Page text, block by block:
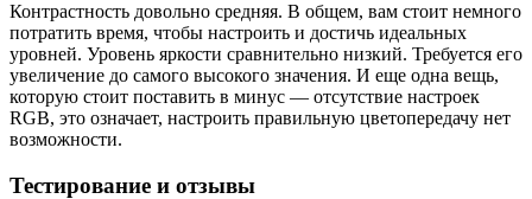
Контрастность довольно средняя. В общем, вам стоит немного
потратить время, чтобы настроить и достичь идеальных
уровней. Уровень яркости сравнительно низкий. Требуется его
увеличение до самого высокого значения. И еще одна вещь,
которую стоит поставить в минус — отсутствие настроек
RGB, это означает, настроить правильную цветопередачу нет
возможности.
Тестирование и отзывы